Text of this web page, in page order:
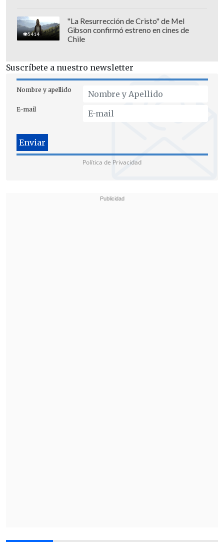
5414
"La Resurrección de Cristo" de Mel
Gibson confirmó estreno en cines de
Chile
Suscríbete a nuestro newsletter
Nombre y apellido
E-mail
Política de Privacidad